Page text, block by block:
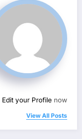
Edit your Profile now.
View All Posts